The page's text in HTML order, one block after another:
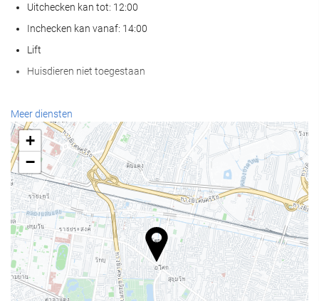
Uitchecken kan tot: 12:00
Inchecken kan vanaf: 14:00
Lift
Huisdieren niet toegestaan
Wellness
Spa
Hamam
Sauna
Gymzaal
Zwembad
Zwembad
Kinderzwembad
Meer diensten
+
−